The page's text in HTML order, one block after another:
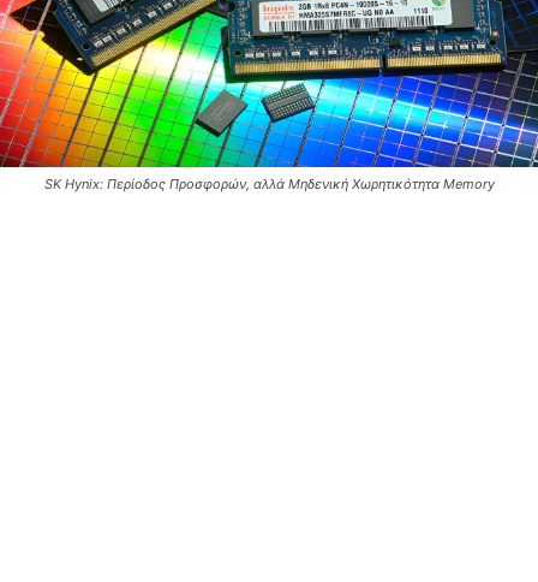
SK Hynix: Περίοδος Προσφορών, αλλά Μηδενική Χωρητικότητα Memory